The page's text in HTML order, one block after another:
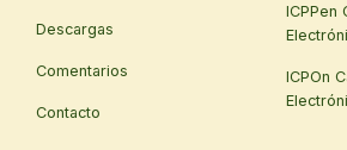
Descargas
Comentarios
Contacto
ICPPen
ICPOn